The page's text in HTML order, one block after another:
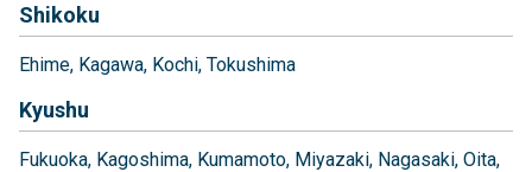
Shikoku
Ehime Kagawa Kochi Tokushima
Kyushu
Fukuoka Kagoshima Kumamoto Miyazaki Nagasaki Oita